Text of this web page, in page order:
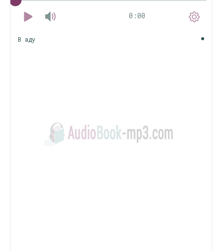
0:00
В аду